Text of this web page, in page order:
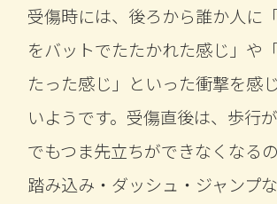
受傷時には、後ろから誰か人に
をバットでたたかれた感じ」や
たった感じ」といった衝撃を感
いようです。受傷直後は、歩行
でもつま先立ちができなくなるの
踏み込み・ダッシュ・ジャンプ